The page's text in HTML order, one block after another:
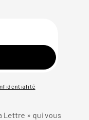
Lettre » qui vous